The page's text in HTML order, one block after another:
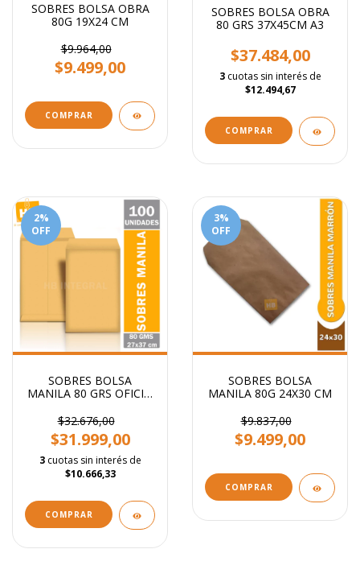
SOBRES BOLSA OBRA
80G 19X24 CM
$9.964,00
$9.499,00
COMPRAR
SOBRES BOLSA OBRA
80 GRS 37X45CM A3
$37.484,00
3 cuotas sin interés de
$12.494,67
COMPRAR
2%
OFF
SOBRES BOLSA
MANILA 80 GRS OFICIO
$32.676,00
$31.999,00
3 cuotas sin interés de
$10.666,33
COMPRAR
3%
OFF
SOBRES BOLSA
MANILA 80G 24X30 CM
$9.837,00
$9.499,00
COMPRAR